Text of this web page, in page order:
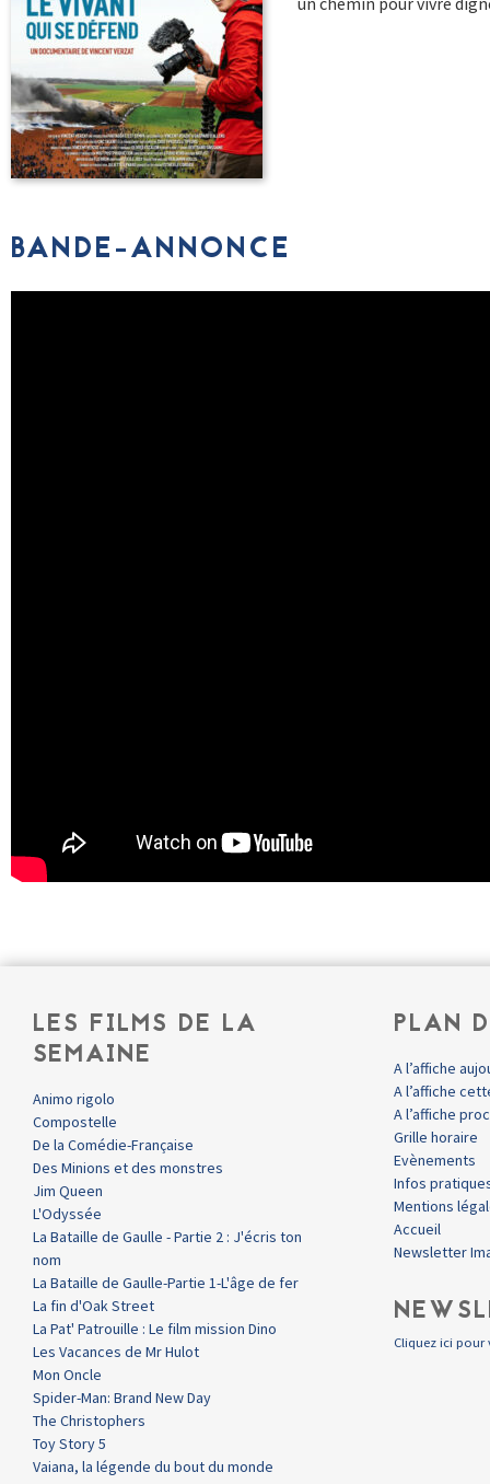
BANDE-ANNONCE
LES FILMS DE LA
SEMAINE
Animo rigolo
Compostelle
De la Comédie-Française
Des Minions et des monstres
Jim Queen
L'Odyssée
La Bataille de Gaulle - Partie 2 : J'écris ton
nom
La Bataille de Gaulle-Partie 1-L'âge de fer
La fin d'Oak Street
La Pat' Patrouille : Le film mission Dino
Les Vacances de Mr Hulot
Mon Oncle
Spider-Man: Brand New Day
The Christophers
Toy Story 5
Vaiana, la légende du bout du monde
PLAN
A l’affiche
A l’affiche
A l’affiche
Grille horaire
Evènements
Infos
Mentions
Accueil
Newsletter
Cliquez ici pour